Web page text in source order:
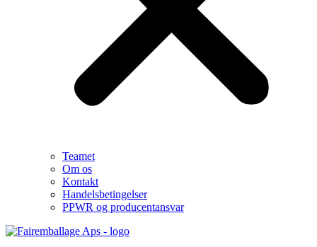
Teamet
Om os
Kontakt
Handelsbetingelser
PPWR og producentansvar